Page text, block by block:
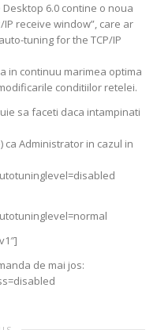
6.0 contine o noua
receive window”, care ar
tuning for the TCP/IP
in continuu marimea optima
conditiilor retelei.
sa faceti daca intampinati
ca Administrator in cazul in
de mai jos: